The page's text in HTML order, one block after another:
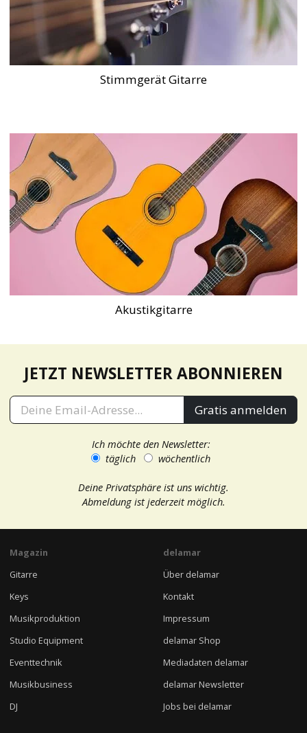
Stimmgerät Gitarre
Akustikgitarre
JETZT NEWSLETTER ABONNIEREN
Gratis anmelden
Ich möchte den Newsletter:
täglich
wöchentlich
Deine Privatsphäre ist uns wichtig.
Abmeldung ist jederzeit möglich.
Magazin
Gitarre
Keys
Musikproduktion
Studio Equipment
Eventtechnik
Musikbusiness
DJ
delamar
Über delamar
Kontakt
Impressum
delamar Shop
Mediadaten delamar
delamar Newsletter
Jobs bei delamar